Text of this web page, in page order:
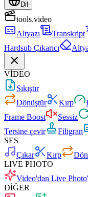
Dil
tools.video
Altyazı
Transkript
Hardsub Çıkarıcı
VİDEO
Sıkıştır
Dönüştür
Kırp
Frame Boost
Sessiz
Tersine çevir
Filigran
SES
Çıkar
Kırp
LIVE PHOTO
Video'dan Live
DİĞER